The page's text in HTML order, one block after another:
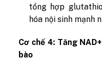
tổng hợp
hóa nội sinh mạnh
Cơ chế 4: Tăng
bào